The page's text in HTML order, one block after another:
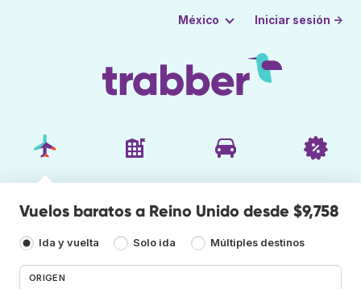
México Iniciar sesión →
Vuelos baratos a Reino Unido desde $9,758
Ida y vuelta Solo ida Múltiples destinos
ORIGEN